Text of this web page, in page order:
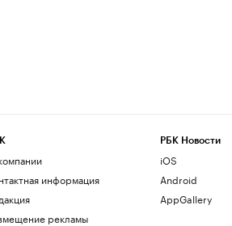
информация
рекламы
РБК Новости
iOS
Android
AppGallery